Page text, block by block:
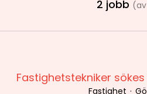
2 jobb (av
Fastighetstekniker
Fastighet ·